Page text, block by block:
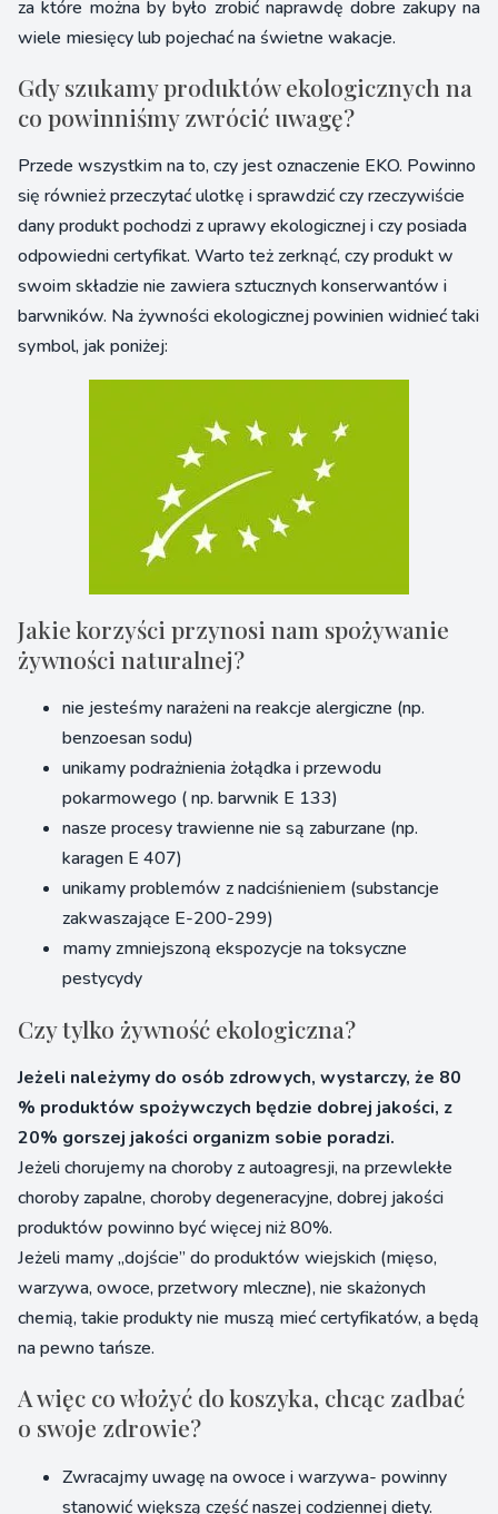
za które można by było zrobić naprawdę dobre zakupy na
wiele miesięcy lub pojechać na świetne wakacje.
Gdy szukamy produktów ekologicznych na
co powinniśmy zwrócić uwagę?
Przede wszystkim na to, czy jest oznaczenie EKO. Powinno
się również przeczytać ulotkę i sprawdzić czy rzeczywiście
dany produkt pochodzi z uprawy ekologicznej i czy posiada
odpowiedni certyfikat. Warto też zerknąć, czy produkt w
swoim składzie nie zawiera sztucznych konserwantów i
barwników. Na żywności ekologicznej powinien widnieć taki
symbol, jak poniżej:
Jakie korzyści przynosi nam spożywanie
żywności naturalnej?
nie jesteśmy narażeni na reakcje alergiczne (np.
benzoesan sodu)
unikamy podrażnienia żołądka i przewodu
pokarmowego ( np. barwnik E 133)
nasze procesy trawienne nie są zaburzane (np.
karagen E 407)
unikamy problemów z nadciśnieniem (substancje
zakwaszające E-200-299)
mamy zmniejszoną ekspozycje na toksyczne
pestycydy
Czy tylko żywność ekologiczna?
Jeżeli należymy do osób zdrowych, wystarczy, że 80
% produktów spożywczych będzie dobrej jakości, z
20% gorszej jakości organizm sobie poradzi.
Jeżeli chorujemy na choroby z autoagresji, na przewlekłe
choroby zapalne, choroby degeneracyjne, dobrej jakości
produktów powinno być więcej niż 80%.
Jeżeli mamy „dojście” do produktów wiejskich (mięso,
warzywa, owoce, przetwory mleczne), nie skażonych
chemią, takie produkty nie muszą mieć certyfikatów, a będą
na pewno tańsze.
A więc co włożyć do koszyka, chcąc zadbać
o swoje zdrowie?
Zwracajmy uwagę na owoce i warzywa- powinny
stanowić większą część naszej codziennej diety.